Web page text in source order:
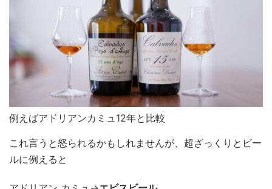
例えばアドリアンカミュ12年と比較
これ言うと怒られるかもしれませんが、超ざっくりとビー
ルに例えると